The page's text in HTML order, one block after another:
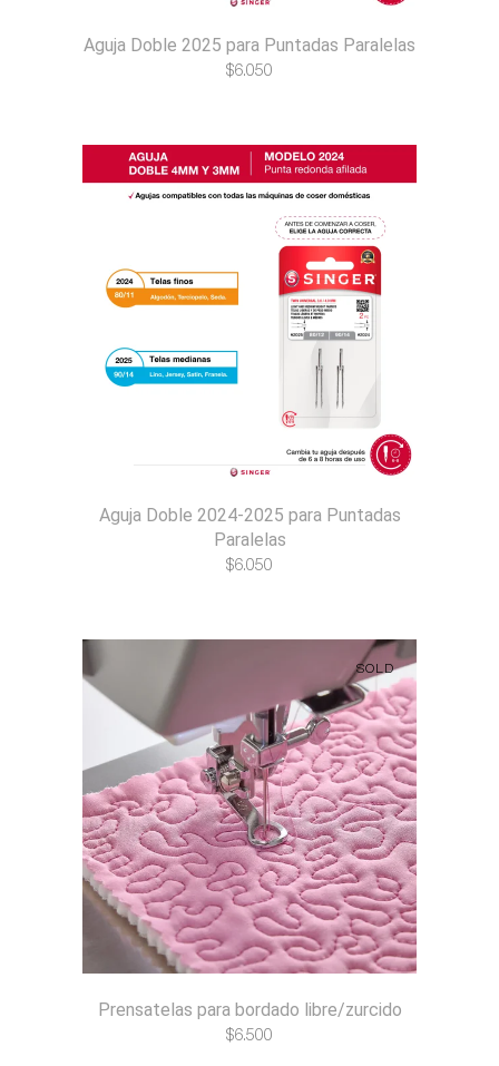
Aguja Doble 2025 para Puntadas Paralelas
$6.050
Aguja Doble 2024-2025 para Puntadas
Paralelas
$6.050
SOLD
Prensatelas para bordado libre/zurcido
$6.500